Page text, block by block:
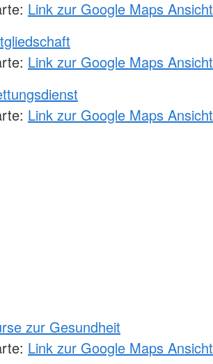
Link zur Google Maps Ansicht
Link zur Google Maps Ansicht
Link zur Google Maps Ansicht
zur Gesundheit
Link zur Google Maps Ansicht